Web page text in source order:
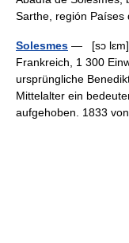
Sarthe, región
Solesmes — [sɔ lɛm],
Frankreich, 1 300
ursprüngliche
Mittelalter ein
aufgehoben. 1833